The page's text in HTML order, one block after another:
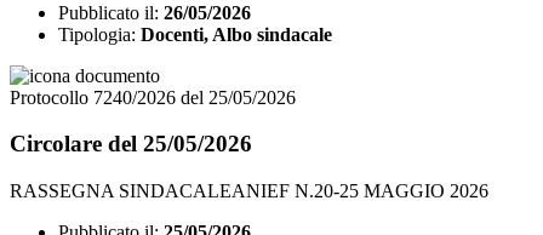
Pubblicato il: 26/05/2026
Tipologia: Docenti, Albo sindacale
Protocollo 7240/2026 del 25/05/2026
Circolare del 25/05/2026
RASSEGNA SINDACALEANIEF N.20-25 MAGGIO 2026